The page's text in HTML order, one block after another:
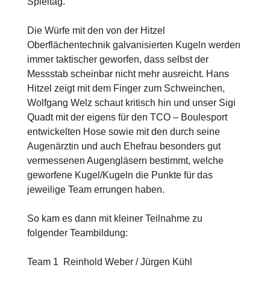
Die Würfe mit den von der Hitzel
Oberflächentechnik galvanisierten Kugeln werden
immer taktischer geworfen, dass selbst der
Messstab scheinbar nicht mehr ausreicht. Hans
Hitzel zeigt mit dem Finger zum Schweinchen,
Wolfgang Welz schaut kritisch hin und unser Sigi
Quadt mit der eigens für den TCO – Boulesport
entwickelten Hose sowie mit den durch seine
Augenärztin und auch Ehefrau besonders gut
vermessenen Augengläsern bestimmt, welche
geworfene Kugel/Kugeln die Punkte für das
jeweilige Team errungen haben.
So kam es dann mit kleiner Teilnahme zu
folgender Teambildung:
Team 1 Reinhold Weber / Jürgen Kühl